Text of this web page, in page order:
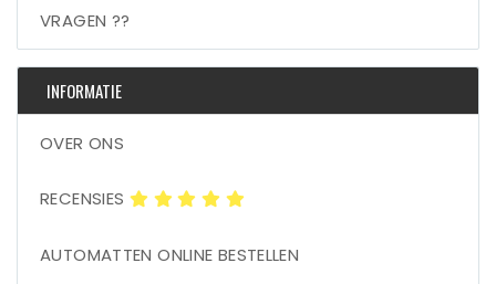
VRAGEN ??
INFORMATIE
OVER ONS
RECENSIES
AUTOMATTEN ONLINE BESTELLEN